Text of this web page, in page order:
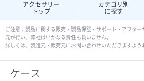
アクセサリー
トップ
カテゴリ別
に探す
ご注意：製品に関する販売・製品保証・サポート・アフタ
元が行い、弊社はいかなる責任も負いません。
詳しくは、製造元・販売元にお問い合わせいただきますよう
ケース